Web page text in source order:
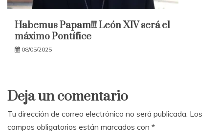
Habemus Papam!!! León XIV será el
máximo Pontífice
08/05/2025
Deja un comentario
Tu dirección de correo electrónico no será publicada. Los
campos obligatorios están marcados con *